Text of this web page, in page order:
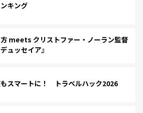
キング
meets クリストファー・ノーラン監督
ュッセイア』
スマートに！ トラベルハック2026